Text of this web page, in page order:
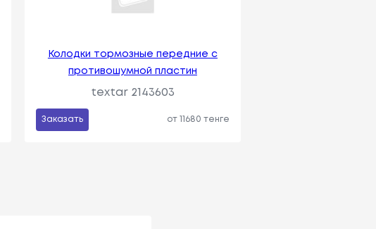
Колодки тормозные передние с
противошумной пластин
textar 2143603
Заказать от 11680 тенге